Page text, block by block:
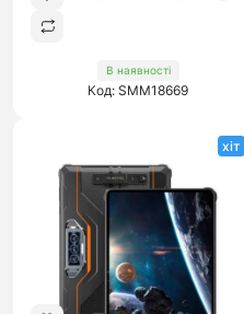
В наявності
Код: SMM18669
хіт